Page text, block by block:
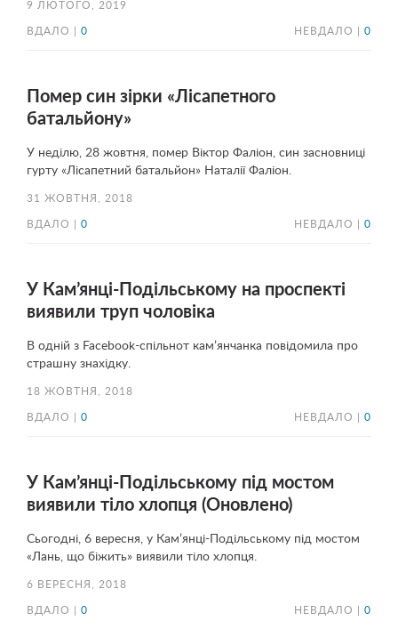
9 ЛЮТОГО, 2019
ВДАЛО | 0 НЕВДАЛО | 0
Помер син зірки «Лісапетного
батальйону»
У неділю, 28 жовтня, помер Віктор Фаліон, син засновниці
гурту «Лісапетний батальйон» Наталії Фаліон.
31 ЖОВТНЯ, 2018
ВДАЛО | 0 НЕВДАЛО | 0
У Кам’янці-Подільському на проспекті
виявили труп чоловіка
В одній з Facebook-спільнот кам’янчанка повідомила про
страшну знахідку.
18 ЖОВТНЯ, 2018
ВДАЛО | 0 НЕВДАЛО | 0
У Кам’янці-Подільському під мостом
виявили тіло хлопця (Оновлено)
Сьогодні, 6 вересня, у Кам’янці-Подільському під мостом
«Лань, що біжить» виявили тіло хлопця.
6 ВЕРЕСНЯ, 2018
ВДАЛО | 0 НЕВДАЛО | 0